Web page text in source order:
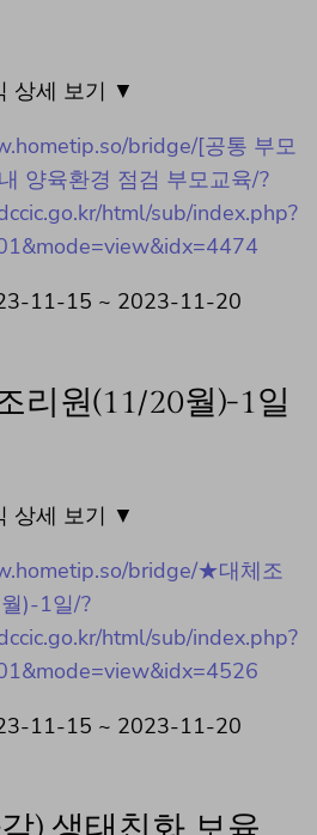
상세 보기 ▼
bridge/[공통 부모
양육환경 점검 부모교육/?
html/sub/index.php?
11-15 ~ 2023-11-20
리원(11/20월)-1일
상세 보기 ▼
bridge/★대체조
)-1일/?
html/sub/index.php?
11-15 ~ 2023-11-20